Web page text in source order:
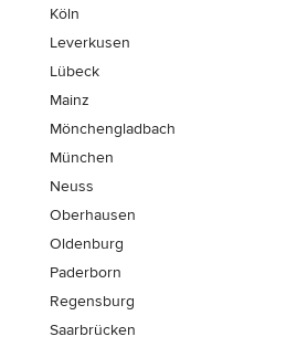
Köln
Leverkusen
Lübeck
Mainz
Mönchen­gladbach
München
Neuss
Oberhausen
Oldenburg
Paderborn
Regensburg
Saarbrücken